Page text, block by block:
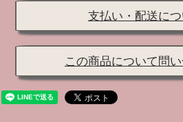
支払い・配送に
この商品について問